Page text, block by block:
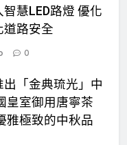
慧LED路燈 優化
道路安全
0
「金典琉光」中
皇室御用唐寧茶
雅極致的中秋品